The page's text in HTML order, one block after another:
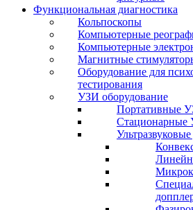
Функциональная диагностика
Кольпоскопы
Компьютерные
Компьютерные
Магнитные
Оборудование для
тестирования
УЗИ оборудование
Портативные
Стационарные